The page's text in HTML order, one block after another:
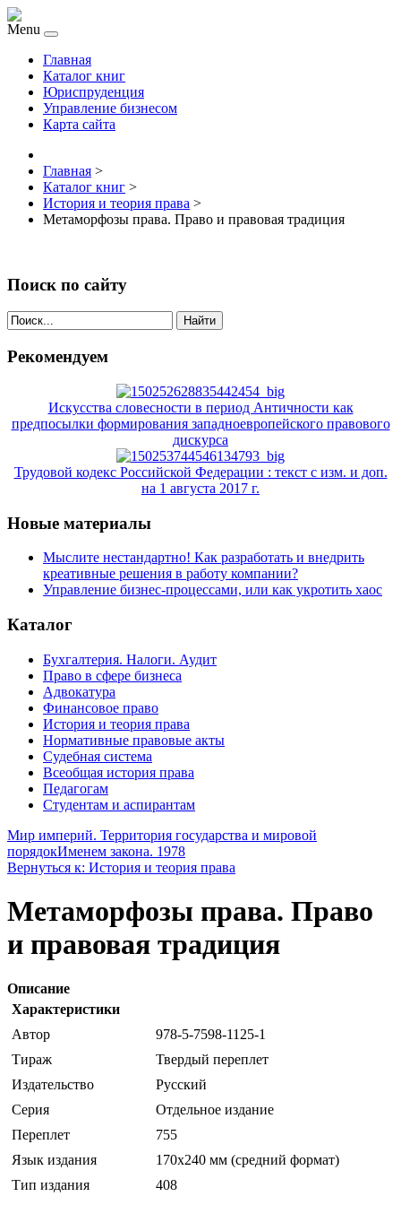
Menu
Главная
Каталог книг
Юриспруденция
Управление бизнесом
Карта сайта
Главная >
Каталог книг >
История и теория права >
Метаморфозы права. Право и правовая традиция
Поиск по сайту
Найти
Рекомендуем
Искусства словесности в период Античности как
предпосылки формирования западноевропейского правового
дискурса
Трудовой кодекс Российской Федерации : текст с изм. и доп.
на 1 августа 2017 г.
Новые материалы
Мыслите нестандартно! Как разработать и внедрить
креативные решения в работу компании?
Управление бизнес-процессами, или как укротить хаос
Каталог
Бухгалтерия. Налоги. Аудит
Право в сфере бизнеса
Адвокатура
Финансовое право
История и теория права
Нормативные правовые акты
Судебная система
Всеобщая история права
Педагогам
Студентам и аспирантам
Мир империй. Территория государства и мировой
порядокИменем закона. 1978
Вернуться к: История и теория права
Метаморфозы права. Право
и правовая традиция
Описание
Характеристики
Автор
978-5-7598-1125-1
Тираж
Твердый переплет
Издательство
Русский
Серия
Отдельное издание
Переплет
755
Язык издания
170x240 мм (средний формат)
Тип издания
408